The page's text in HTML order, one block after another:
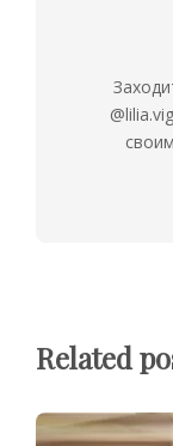
Related